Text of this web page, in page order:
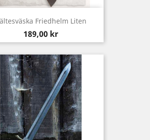
Friedhelm Liten
Pris
189,00 kr